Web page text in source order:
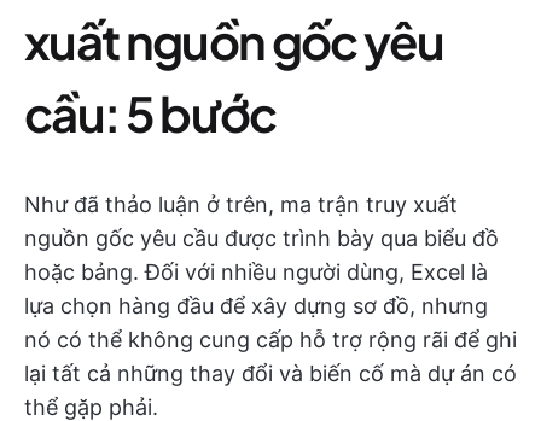
xuất nguồn gốc yêu
cầu: 5 bước
Như đã thảo luận ở trên, ma trận truy xuất
nguồn gốc yêu cầu được trình bày qua biểu đồ
hoặc bảng. Đối với nhiều người dùng, Excel là
lựa chọn hàng đầu để xây dựng sơ đồ, nhưng
nó có thể không cung cấp hỗ trợ rộng rãi để ghi
lại tất cả những thay đổi và biến cố mà dự án có
thể gặp phải.